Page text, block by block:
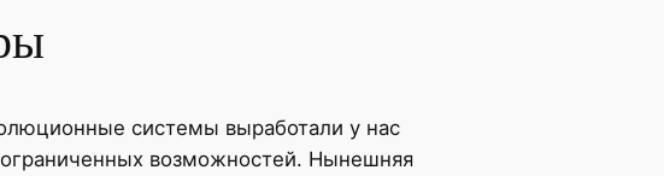
системы выработали у нас
ограниченных возможностей. Нынешняя